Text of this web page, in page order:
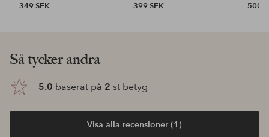
349 SEK
399 SEK
500
Så tycker andra
5.0 baserat på 2 st betyg
Visa alla recensioner (1)